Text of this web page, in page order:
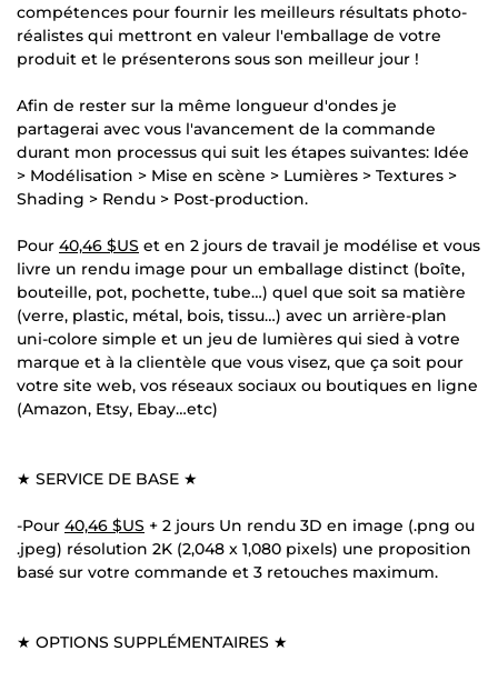
compétences pour fournir les meilleurs résultats photo-
réalistes qui mettront en valeur l'emballage de votre
produit et le présenterons sous son meilleur jour !
Afin de rester sur la même longueur d'ondes je
partagerai avec vous l'avancement de la commande
durant mon processus qui suit les étapes suivantes: Idée
> Modélisation > Mise en scène > Lumières > Textures >
Shading > Rendu > Post-production.
Pour 40,46 $US et en 2 jours de travail je modélise et vous
livre un rendu image pour un emballage distinct (boîte,
bouteille, pot, pochette, tube…) quel que soit sa matière
(verre, plastic, métal, bois, tissu…) avec un arrière-plan
uni-colore simple et un jeu de lumières qui sied à votre
marque et à la clientèle que vous visez, que ça soit pour
votre site web, vos réseaux sociaux ou boutiques en ligne
(Amazon, Etsy, Ebay…etc)
★ SERVICE DE BASE ★
-Pour 40,46 $US + 2 jours Un rendu 3D en image (.png ou
.jpeg) résolution 2K (2,048 x 1,080 pixels) une proposition
basé sur votre commande et 3 retouches maximum.
★ OPTIONS SUPPLÉMENTAIRES ★